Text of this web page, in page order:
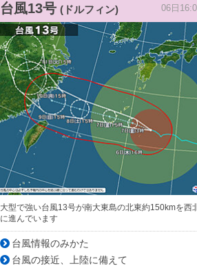
台風13号 (ドルフィン) 06日
大型で強い台風13号が南大東島の北東約150kmを西
に進んでいます
台風情報のみかた
台風の接近、上陸に備えて